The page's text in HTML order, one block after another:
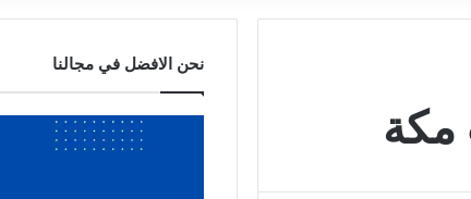
مكة
نحن الافضل في مجالنا